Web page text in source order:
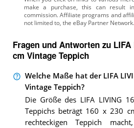
Fragen und Antworten zu LIFA
cm Vintage Teppich
Welche Maße hat der LIFA
Vintage Teppich?
Die Größe des LIFA LIVING
Teppichs beträgt 160 x 230
rechteckigen Teppich